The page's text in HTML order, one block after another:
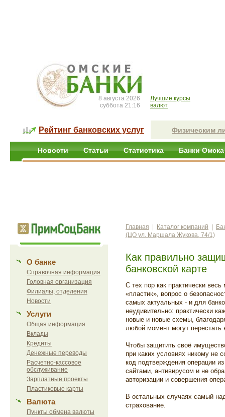
8 августа 2026
суббота 21:16
Лучшие курсы
валют
Рейтинг банковских услуг Физическим
Новости Статьи Статистика Банки Омска
О банке
Справочная информация
Головная организация
Филиалы, отделения
Новости
Услуги
Общая информация
Вклады
Кредиты
Денежные переводы
Расчетно-кассовое
обслуживание
Зарплатные проекты
Пластиковые карты
Валюта
Пункты обмена валюты
Главная Каталог компаний
(ЦО ул. Маршала Жукова, 74/1)
Как правильно
банковской карте
С тех пор как практически
«пластик», вопрос о
самых актуальных - и для
неудивительно: практически
новые и новые схемы,
любой момент могут перестать
Чтобы защитить своё
при каких условиях никому не
код подтверждения операции
сайтами, антивирусом и не
авторизации и совершения
В остальных случаях самый
страхование.